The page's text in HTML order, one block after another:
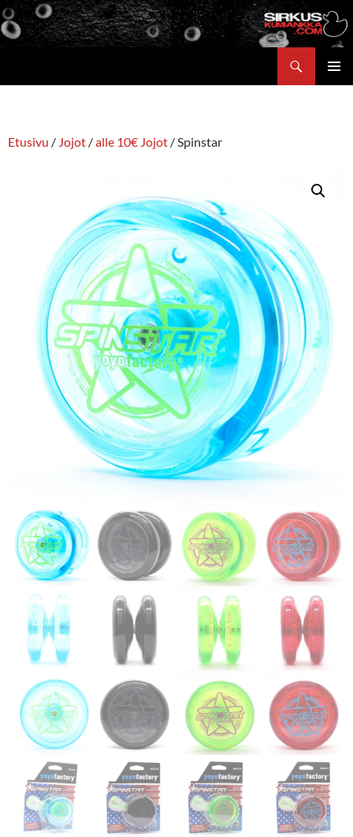
Siirry
sisältöön
Etusivu / Jojot /alle 10€ Jojot / Spinstar